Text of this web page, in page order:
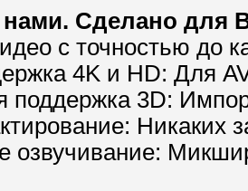
нами. Сделано для
с точностью до
4K и HD: Для
поддержка 3D:
Никаких
озвучивание: